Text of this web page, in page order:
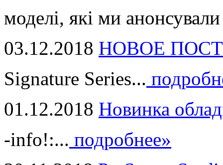
моделі, які ми
03.12.2018 НОВОЕ
Signature Series...
01.12.2018 Новинка
-info!:... подробнее»